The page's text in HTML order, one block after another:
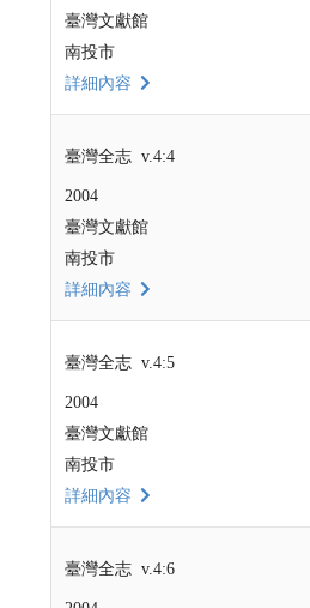
臺灣文獻館
南投市
詳細內容
臺灣全志 v.4:4
2004
臺灣文獻館
南投市
詳細內容
臺灣全志 v.4:5
2004
臺灣文獻館
南投市
詳細內容
臺灣全志 v.4:6